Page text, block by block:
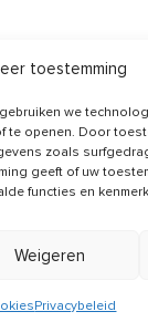
toestemming
we
te openen. Door
zoals
geeft of uw
functies en
Weigeren
Privacybeleid